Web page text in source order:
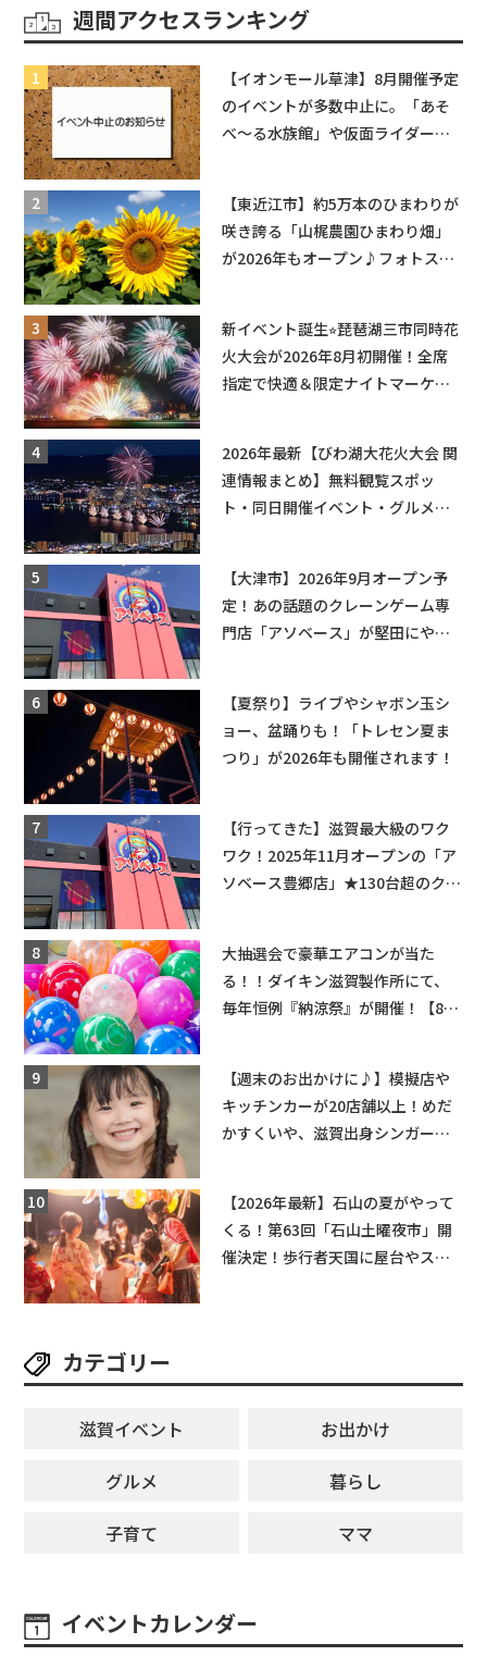
週間アクセスランキング
【イオンモール草津】8月開催予定
のイベントが多数中止に。「あそ
べ〜る水族館」や仮面ライダーシ
【東近江市】約5万本のひまわりが
咲き誇る「山梶農園ひまわり畑」
が2026年もオープン♪フォトスポ
新イベント誕生⭐︎琵琶湖三市同時花
火大会が2026年8月初開催！全席
指定で快適＆限定ナイトマーケッ
2026年最新【びわ湖大花火大会 関
連情報まとめ】無料観覧スポッ
ト・同日開催イベント・グルメマ
【大津市】2026年9月オープン予
定！あの話題のクレーンゲーム専
門店「アソベース」が堅田にやっ
【夏祭り】ライブやシャボン玉シ
ョー、盆踊りも！「トレセン夏ま
つり」が2026年も開催されます！
【行ってきた】滋賀最大級のワク
ワク！2025年11月オープンの「ア
ソベース豊郷店」★130台超のクレ
大抽選会で豪華エアコンが当た
る！！ダイキン滋賀製作所にて、
毎年恒例『納涼祭』が開催！【8月
【週末のお出かけに♪】模擬店や
キッチンカーが20店舗以上！めだ
かすくいや、滋賀出身シンガーソ
【2026年最新】石山の夏がやって
くる！第63回「石山土曜夜市」開
催決定！歩行者天国に屋台やステ
カテゴリー
滋賀イベント
お出かけ
グルメ
暮らし
子育て
ママ
イベントカレンダー